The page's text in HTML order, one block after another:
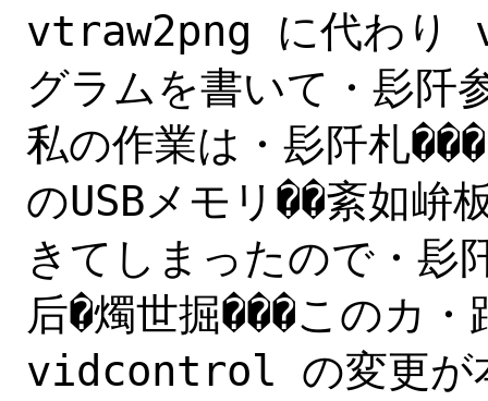
vtraw2png に代わり
グラムを書いて・髟阡
私の作業は・髟阡札
のUSBメモリ��紊如峅
きてしまったので・髟
后�燭世掘���このカ・
vidcontrol の変更が